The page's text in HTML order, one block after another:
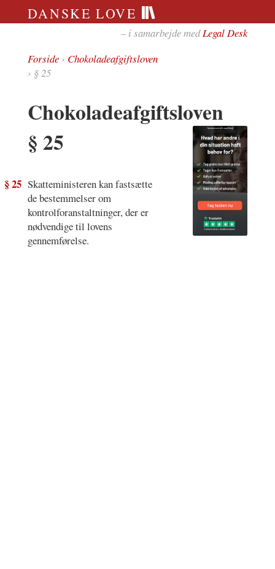
DANSKE LOVE
– i samarbejde medLegal Desk
Forside› Chokoladeafgiftsloven
› § 25
Chokoladeafgiftsloven
§ 25
§ 25 Skatteministeren kan fastsætte
de bestemmelser om
kontrolforanstaltninger, der er
nødvendige til lovens
gennemførelse.